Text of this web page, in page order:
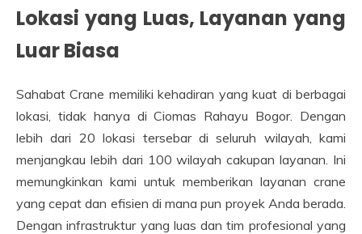
Lokasi yang Luas, Layanan yang
Luar Biasa
Sahabat Crane memiliki kehadiran yang kuat di berbagai
lokasi, tidak hanya di Ciomas Rahayu Bogor. Dengan
lebih dari 20 lokasi tersebar di seluruh wilayah, kami
menjangkau lebih dari 100 wilayah cakupan layanan. Ini
memungkinkan kami untuk memberikan layanan crane
yang cepat dan efisien di mana pun proyek Anda berada.
Dengan infrastruktur yang luas dan tim profesional yang